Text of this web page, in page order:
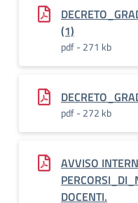
(1)
pdf - 271 kb
pdf - 272 kb
AVVISO
DOCENTI.